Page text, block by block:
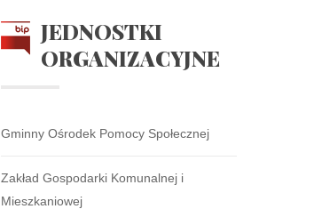
JEDNOSTKI
ORGANIZACYJNE
Gminny Ośrodek Pomocy Społecznej
Zakład Gospodarki Komunalnej i
Mieszkaniowej